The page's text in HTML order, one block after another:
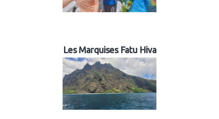
Les Marquises Fatu Hiva